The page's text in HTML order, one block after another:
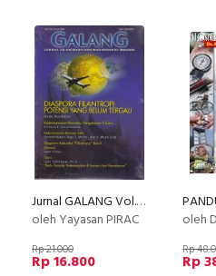
Jurnal GALANG Vol.3 No. 2 - Juli 2008
oleh Yayasan PIRAC
Rp 21.000
Rp 16.800
oleh
Rp
Rp